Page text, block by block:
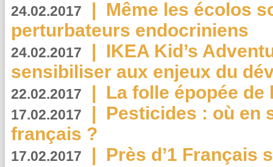
24.02.2017 | Même les écolos
perturbateurs endocriniens
24.02.2017 | IKEA Kid’s
sensibiliser aux enjeux du
22.02.2017 | La folle épopée de
17.02.2017 | Pesticides : où en
français ?
17.02.2017 | Près d’1 Français